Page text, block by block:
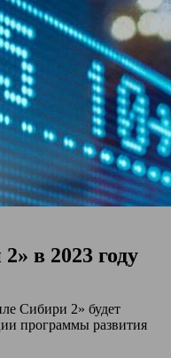
в 2023 году
Сибири 2» будет
программы развития